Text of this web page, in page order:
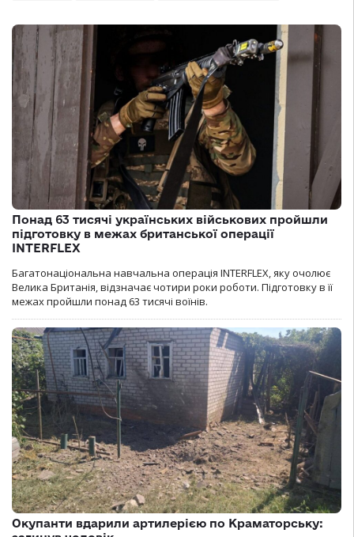
Понад 63 тисячі українських військових пройшли
підготовку в межах британської операції
INTERFLEX
Багатонаціональна навчальна операція INTERFLEX, яку очолює
Велика Британія, відзначає чотири роки роботи. Підготовку в її
межах пройшли понад 63 тисячі воїнів.
Окупанти вдарили артилерією по Краматорську: